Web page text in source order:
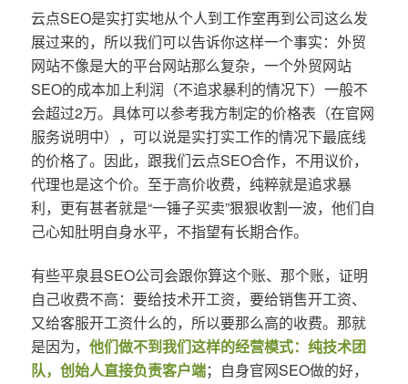
云点SEO是实打实地从个人到工作室再到公司这么发
展过来的，所以我们可以告诉你这样一个事实：外贸
网站不像是大的平台网站那么复杂，一个外贸网站
SEO的成本加上利润（不追求暴利的情况下）一般不
会超过2万。具体可以参考我方制定的价格表（在官网
服务说明中），可以说是实打实工作的情况下最底线
的价格了。因此，跟我们云点SEO合作，不用议价，
代理也是这个价。至于高价收费，纯粹就是追求暴
利，更有甚者就是“一锤子买卖”狠狠收割一波，他们自
己心知肚明自身水平，不指望有长期合作。
有些平泉县SEO公司会跟你算这个账、那个账，证明
自己收费不高：要给技术开工资，要给销售开工资、
又给客服开工资什么的，所以要那么高的收费。那就
是因为， 他们做不到我们这样的经营模式：纯技术团
队，创始人直接负责客户端；自身官网SEO做的好，